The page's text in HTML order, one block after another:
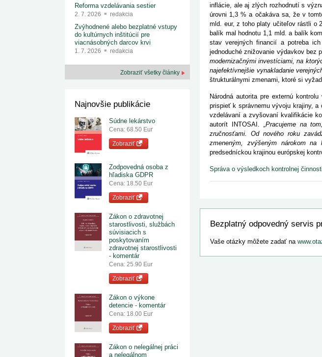
inflácie, ale aj zlých rozhodnutí s
úrovni 1,3 % a očakáva sa, že v
mld. eur, z toho platy učiteľov rástli o
balík mal hodnotu 1,1 mld. a balík
stav verejných financií a potreba
jednoduché znižovanie výdavkov bez
modernizačnými investíciami, na
najefektívnejšie vynakladanie
štrukturálnymi zmenami, ktoré si
Národná autorita pre externú
prispieť k správnemu vývoju krajiny,
vzdelávaní a zvyšovaní kvalifikácie
autorít INTOSAI. „Pracujeme na
zručnosťami. Od nového roku
zmeneným, zvýšeným nárokom na
predsedníckou krajinou európskej
Správa o výsledkoch kontrolnej
Bezplatný odpovedný servis
Vaše otázky môžete zadať na
Reforma vzdelávania sestier
2. 7. 2026 redakcia
Zvýhodnené alebo bezplatné vstupy
do kultúrnych inštitúcií pre
viacnásobných darcov krvi
1. 7. 2026 redakcia
Zobraziť všetky články
Najnovšie publikácie
Súdne lekárstvo
Cena: 68.50 Eur
Zobraziť
Zodpovedná osoba z
hľadiska GDPR
Cena: 18.50 Eur
Zobraziť
Zákon o zdravotnej
starostlivosti, službách
súvisiacich s
poskytovaním
zdravotnej starostlivosti
- komentár
Cena: 25.90 Eur
Zobraziť
Zákon o výkone
detencie - komentár
Cena: 18.00 Eur
Zobraziť
Zákon o nelegálnej práci
a nelegálnom